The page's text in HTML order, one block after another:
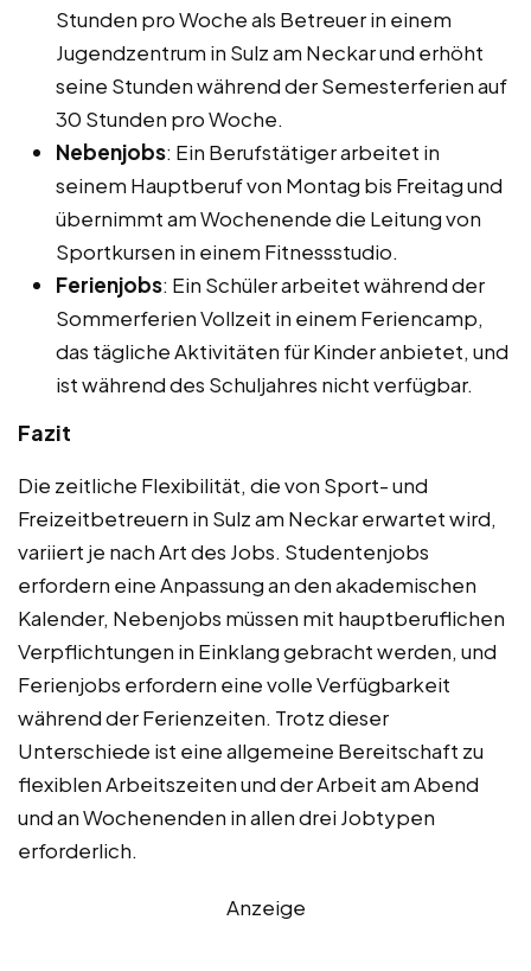
Stunden pro Woche als Betreuer in einem
Jugendzentrum in Sulz am Neckar und erhöht
seine Stunden während der Semesterferien auf
30 Stunden pro Woche.
Nebenjobs: Ein Berufstätiger arbeitet in
seinem Hauptberuf von Montag bis Freitag und
übernimmt am Wochenende die Leitung von
Sportkursen in einem Fitnessstudio.
Ferienjobs: Ein Schüler arbeitet während der
Sommerferien Vollzeit in einem Feriencamp,
das tägliche Aktivitäten für Kinder anbietet, und
ist während des Schuljahres nicht verfügbar.
Fazit
Die zeitliche Flexibilität, die von Sport- und
Freizeitbetreuern in Sulz am Neckar erwartet wird,
variiert je nach Art des Jobs. Studentenjobs
erfordern eine Anpassung an den akademischen
Kalender, Nebenjobs müssen mit hauptberuflichen
Verpflichtungen in Einklang gebracht werden, und
Ferienjobs erfordern eine volle Verfügbarkeit
während der Ferienzeiten. Trotz dieser
Unterschiede ist eine allgemeine Bereitschaft zu
flexiblen Arbeitszeiten und der Arbeit am Abend
und an Wochenenden in allen drei Jobtypen
erforderlich.
Anzeige